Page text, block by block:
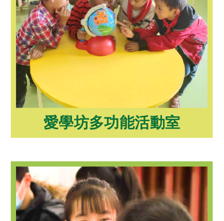
愛學坊多功能活動室